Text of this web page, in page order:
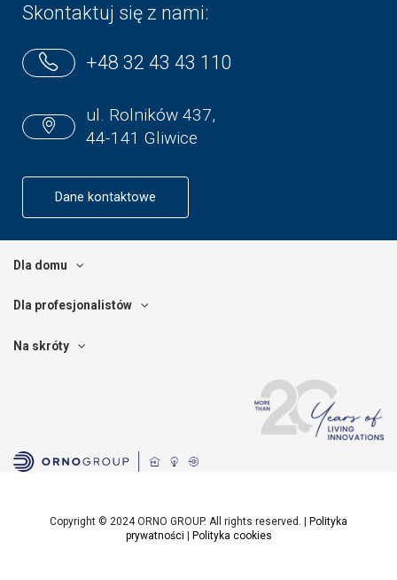
Skontaktuj się z nami:
+48 32 43 43 110
ul. Rolników 437,
44-141 Gliwice
Dane kontaktowe
Dla domu
Dla profesjonalistów
Na skróty
Copyright © 2024 ORNO GROUP. All rights reserved. |
Polityka
prywatności
Polityka cookies